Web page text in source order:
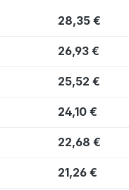
28,35 €
26,93 €
25,52 €
24,10 €
22,68 €
21,26 €